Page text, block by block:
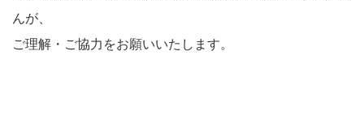
んが、
ご理解・ご協力をお願いいたします。